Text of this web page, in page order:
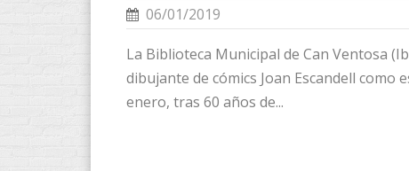
06/01/2019
La Biblioteca Municipal de Can Ventosa
dibujante de cómics Joan Escandell como
enero, tras 60 años de...